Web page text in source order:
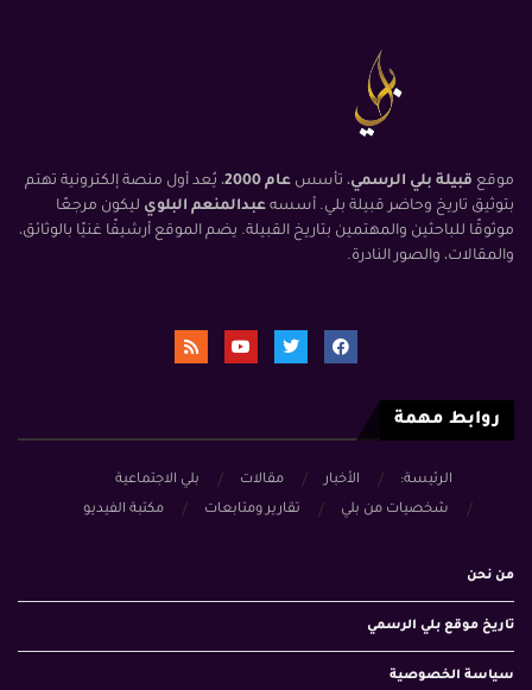
موقع قبيلة بلي الرسمي، تأسس عام 2000
، يُعد أول منصة إلكترونية تهتم
بتوثيق تاريخ وحاضر قبيلة بلي. أسسه عبدالمنعم البلوي ليكون مرجعًا
موثوقًا للباحثين والمهتمين بتاريخ القبيلة. يضم الموقع أرشيفًا غنيًا بالوثائق،
والمقالات، والصور النادرة.
روابط مهمة
الرئيسة: الأخبار مقالات
بلي الاجتماعية
شخصيات من بلي
تقارير ومتابعات مكتبة الفيديو
من نحن
تاريخ موقع بلي الرسمي
سياسة الخصوصية